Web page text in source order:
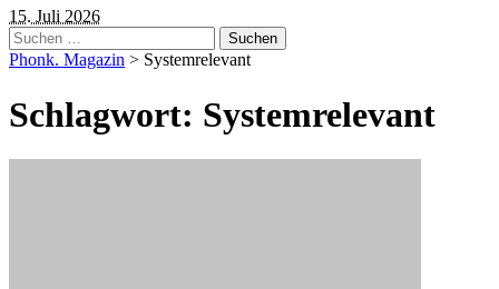
15. Juli 2026
Suchen
nach:
Phonk. Magazin > Systemrelevant
Schlagwort: Systemrelevant